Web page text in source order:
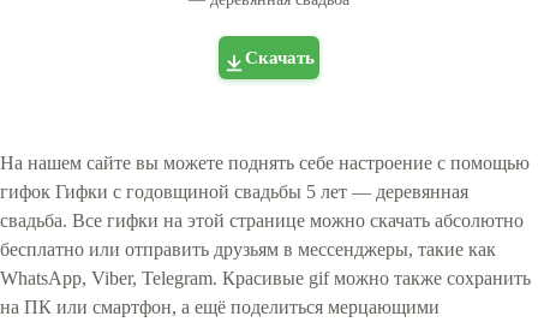
Скачать
На нашем сайте вы можете поднять себе настроение с помощью
гифок Гифки с годовщиной свадьбы 5 лет — деревянная
свадьба. Все гифки на этой странице можно скачать абсолютно
бесплатно или отправить друзьям в мессенджеры, такие как
WhatsApp, Viber, Telegram. Красивые gif можно также сохранить
на ПК или смартфон, а ещё поделиться мерцающими